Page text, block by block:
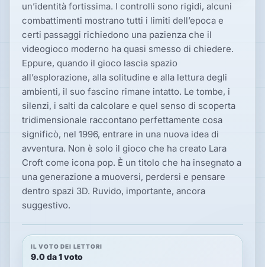
un’identità fortissima. I controlli sono rigidi, alcuni
combattimenti mostrano tutti i limiti dell’epoca e
certi passaggi richiedono una pazienza che il
videogioco moderno ha quasi smesso di chiedere.
Eppure, quando il gioco lascia spazio
all’esplorazione, alla solitudine e alla lettura degli
ambienti, il suo fascino rimane intatto. Le tombe, i
silenzi, i salti da calcolare e quel senso di scoperta
tridimensionale raccontano perfettamente cosa
significò, nel 1996, entrare in una nuova idea di
avventura. Non è solo il gioco che ha creato Lara
Croft come icona pop. È un titolo che ha insegnato a
una generazione a muoversi, perdersi e pensare
dentro spazi 3D. Ruvido, importante, ancora
suggestivo.
IL VOTO DEI LETTORI
9.0 da 1 voto